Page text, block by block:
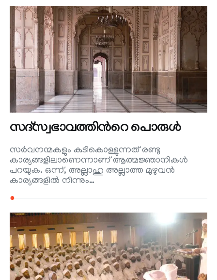
സദ്സ്വഭാവത്തിന്‍റെ പൊരുള്‍
സര്‍വനന്മകളും കുടികൊള്ളുന്നത് രണ്ടു
കാര്യങ്ങളിലാണെന്നാണ് ആത്മജ്ഞാനികള്‍
പറയുക. ഒന്ന്, അല്ലാഹു അല്ലാത്ത മുഴുവന്‍
കാര്യങ്ങളില്‍ നിന്നും…
●